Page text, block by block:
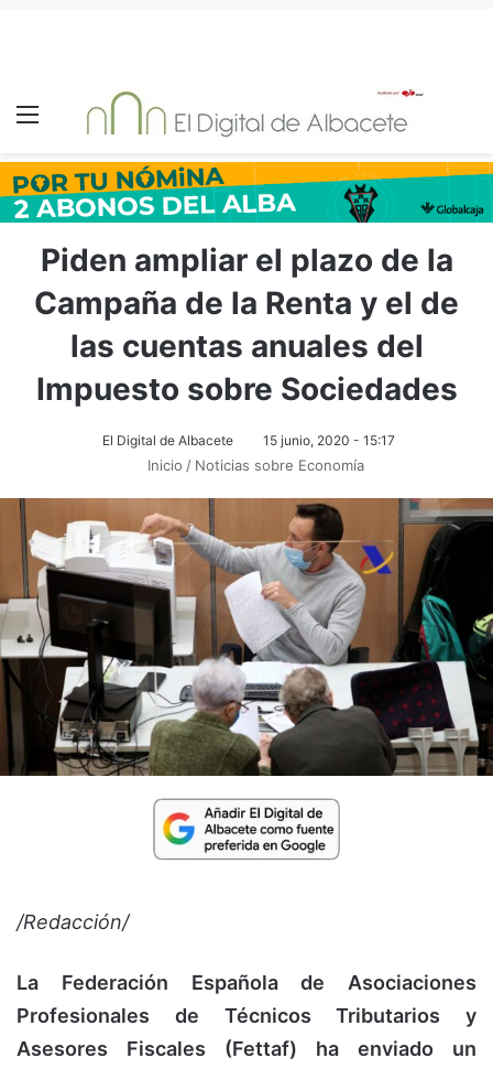
Piden ampliar el plazo de la
Campaña de la Renta y el de
las cuentas anuales del
Impuesto sobre Sociedades
El Digital de Albacete 15 junio, 2020 - 15:17
Inicio / Noticias sobre Economía
/Redacción/
La Federación Española de Asociaciones
Profesionales de Técnicos Tributarios y
Asesores Fiscales (Fettaf) ha enviado un